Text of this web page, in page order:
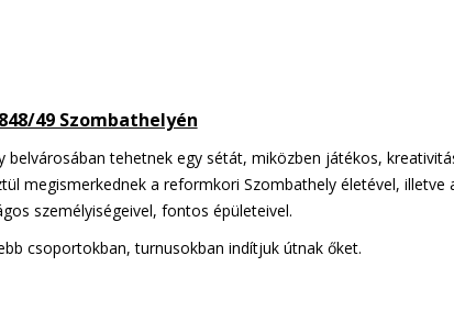
49 Szombathelyén
belvárosában tehetnek egy sétát, miközben játékos,
megismerkednek a reformkori Szombathely életével, illetve
személyiségeivel, fontos épületeivel.
csoportokban, turnusokban indítjuk útnak őket.